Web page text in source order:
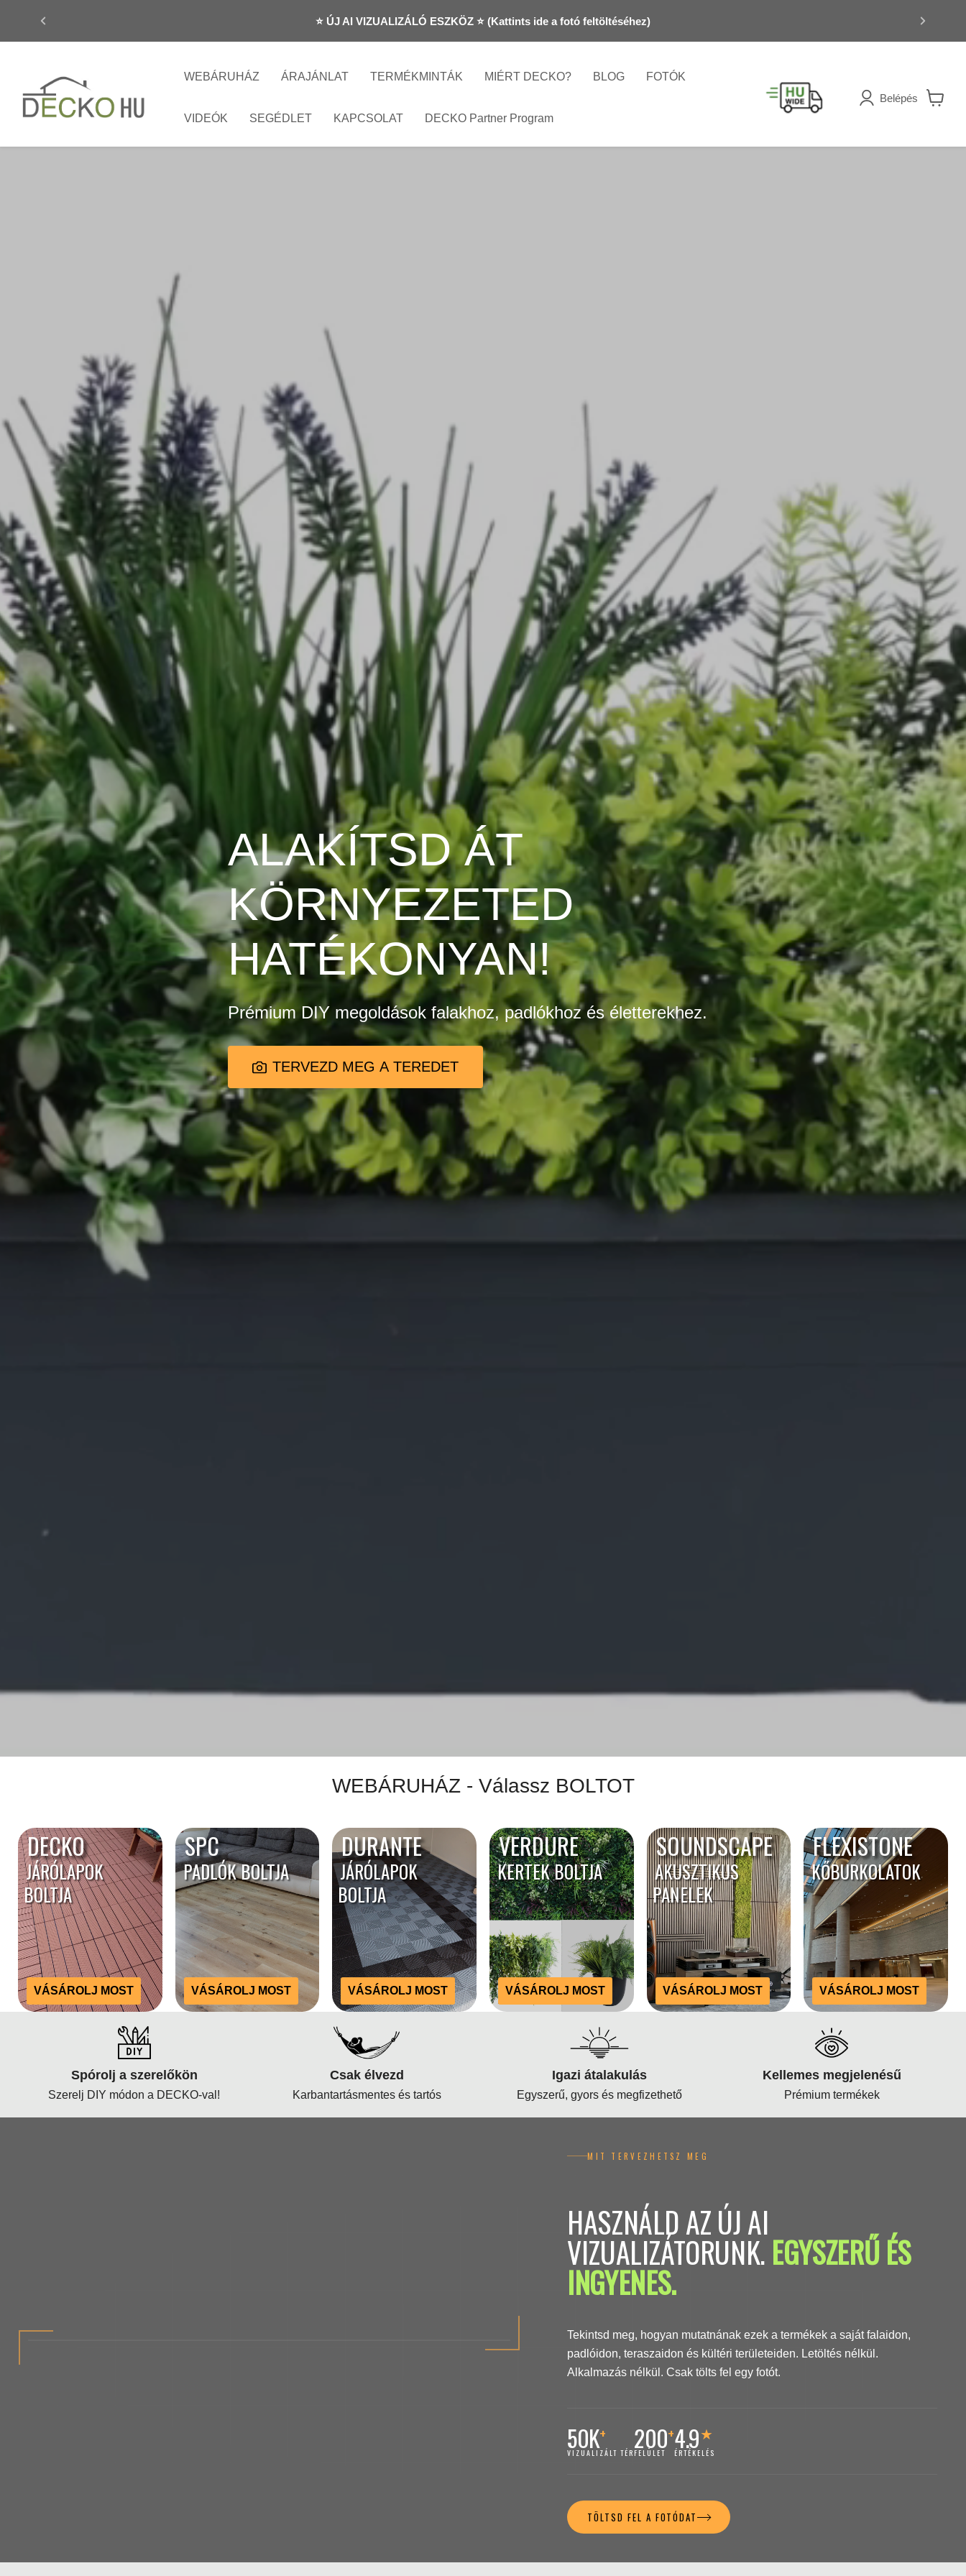
⭐ ÚJ AI VIZUALIZÁLÓ ESZKÖZ ⭐ (Kattints ide a fotó feltöltéséhez)
WEBÁRUHÁZ ÁRAJÁNLAT TERMÉKMINTÁK MIÉRT DECKO? BLOG FOTÓK
VIDEÓK SEGÉDLET KAPCSOLAT DECKO Partner Program
Belépés
ALAKÍTSD ÁT
KÖRNYEZETED
HATÉKONYAN!
Prémium DIY megoldások falakhoz, padlókhoz és életterekhez.
TERVEZD MEG A TEREDET
WEBÁRUHÁZ - Válassz BOLTOT
DECKO
JÁRÓLAPOK
BOLTJA
VÁSÁROLJ MOST
SPC
PADLÓK BOLTJA
VÁSÁROLJ MOST
DURANTE
JÁRÓLAPOK
BOLTJA
VÁSÁROLJ MOST
VERDURE
KERTEK BOLTJA
VÁSÁROLJ MOST
SOUNDSCAPE
AKUSZTIKUS
PANELEK
VÁSÁROLJ MOST
FLEXISTONE
KŐBURKOLATOK
VÁSÁROLJ MOST
Spórolj a szerelőkön
Szerelj DIY módon a DECKO-val!
Csak élvezd
Karbantartásmentes és tartós
Igazi átalakulás
Egyszerű, gyors és megfizethető
Kellemes megjelenésű
Prémium termékek
MIT TERVEZHETSZ MEG
HASZNÁLD AZ ÚJ AI
VIZUALIZÁTORUNK. EGYSZERŰ ÉS
INGYENES.
Tekintsd meg, hogyan mutatnának ezek a termékek a saját falaidon,
padlóidon, teraszaidon és kültéri területeiden. Letöltés nélkül.
Alkalmazás nélkül. Csak tölts fel egy fotót.
50K+
VIZUALIZÁLT TÉR 200+
FELÜLET 4.9★
ÉRTÉKELÉS
TÖLTSD FEL A FOTÓDAT